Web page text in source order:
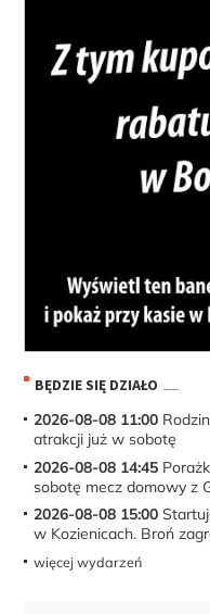
BĘDZIE SIĘ DZIAŁO
2026-08-08 11:00
atrakcji już w sobotę
2026-08-08 14:45
sobotę mecz domowy z
2026-08-08 15:00
w Kozienicach. Broń
więcej wydarzeń